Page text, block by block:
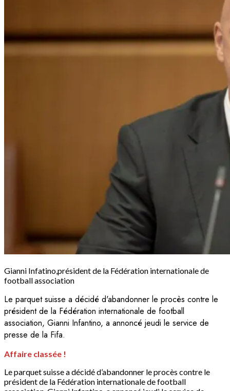
Gianni Infatino,président de la Fédération internationale de
football association
Le parquet suisse a décidé d'abandonner le procès contre le
président de la Fédération internationale de football
association, Gianni Infantino, a annoncé jeudi le service de
presse de la Fifa.
Affaire classée !
Le parquet suisse a décidé d’abandonner le procès contre le
président de la Fédération internationale de football